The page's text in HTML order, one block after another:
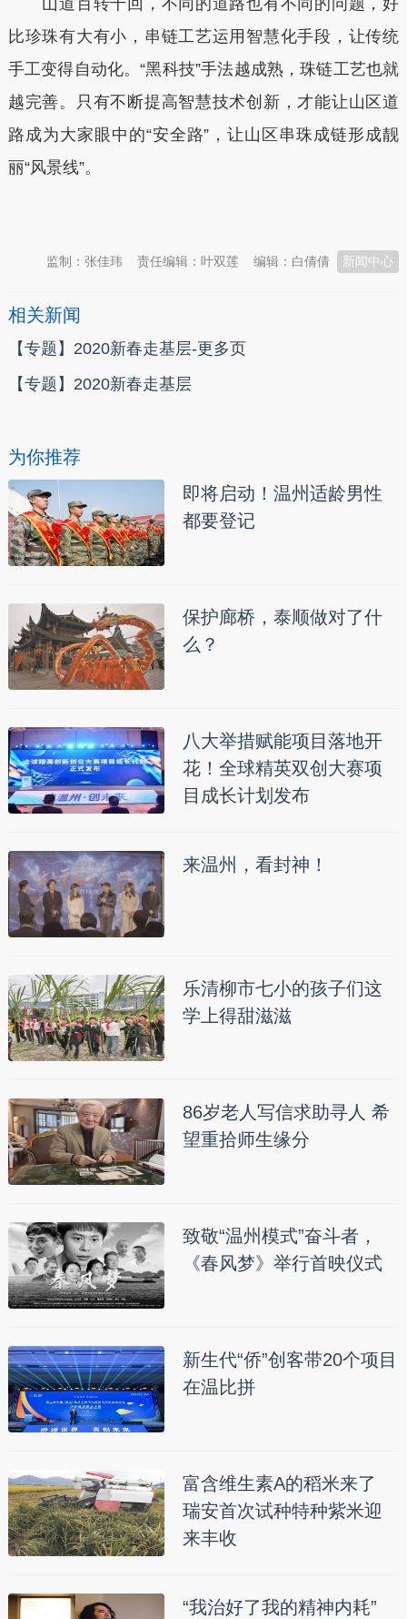
山道百转千回，不同的道路也有不同的问题，好
比珍珠有大有小，串链工艺运用智慧化手段，让传统
手工变得自动化。“黑科技”手法越成熟，珠链工艺也就
越完善。只有不断提高智慧技术创新，才能让山区道
路成为大家眼中的“安全路”，让山区串珠成链形成靓
丽“风景线”。
新闻中心
编辑：白倩倩
责任编辑：叶双莲
监制：张佳玮
相关新闻
【专题】2020新春走基层-更多页
【专题】2020新春走基层
为你推荐
即将启动！温州适龄男性
都要登记
保护廊桥，泰顺做对了什
么？
八大举措赋能项目落地开
花！全球精英双创大赛项
目成长计划发布
来温州，看封神！
乐清柳市七小的孩子们这
学上得甜滋滋
86岁老人写信求助寻人 希
望重拾师生缘分
致敬“温州模式”奋斗者，
《春风梦》举行首映仪式
新生代“侨”创客带20个项目
在温比拼
富含维生素A的稻米来了
瑞安首次试种特种紫米迎
来丰收
“我治好了我的精神内耗”